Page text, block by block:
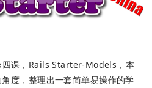
课，Rails Starter-Models，本
度，整理出一套简单易操作的学